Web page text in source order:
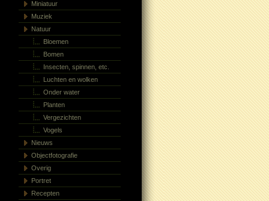
Miniatuur
Muziek
Natuur
Bloemen
Bomen
Insecten, spinnen, etc.
Luchten en wolken
Onder water
Planten
Vergezichten
Vogels
Nieuws
Objectfotografie
Overig
Portret
Recepten